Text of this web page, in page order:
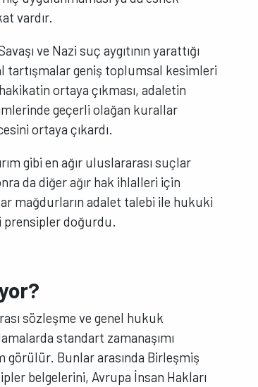
vardır.
ve Nazi suç aygıtının yarattığı
tartışmalar geniş toplumsal kesimleri
ortaya çıkması, adaletin
geçerli olağan kurallar
ortaya çıkardı.
gibi en ağır uluslararası suçlar
da diğer ağır hak ihlalleri için
mağdurların adalet talebi ile hukuki
prensipler doğurdu.
sözleşme ve genel hukuk
standart zamanaşımı
görülür. Bunlar arasında Birleşmiş
belgelerini, Avrupa İnsan Hakları